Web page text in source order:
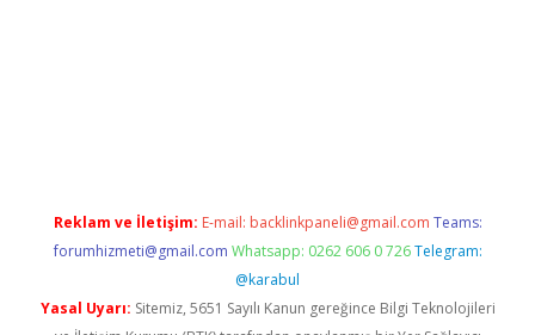
Reklam ve İletişim: E-mail: backlinkpaneli@gmail.com Teams:
forumhizmeti@gmail.com Whatsapp: 0262 606 0 726 Telegram:
@karabul
Yasal Uyarı: Sitemiz, 5651 Sayılı Kanun gereğince Bilgi Teknolojileri